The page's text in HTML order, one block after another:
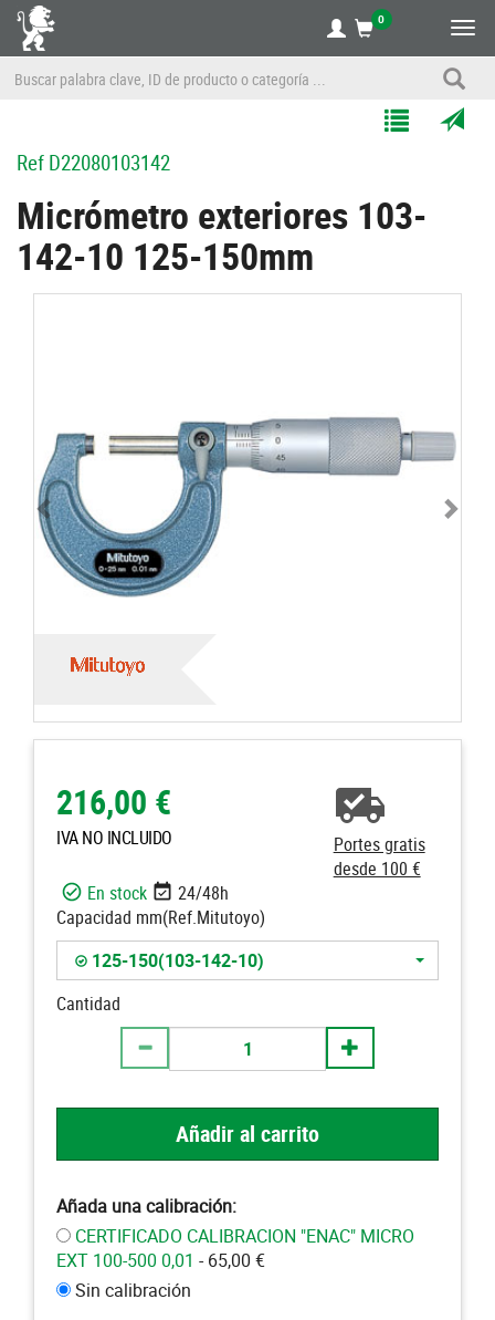
0
Listas
RefD22080103142
Micrómetro exteriores 103-
142-10 125-150mm
216,00 €
IVA NO INCLUIDO
Portes gratis
desde 100 €
En stock
24/48h
Capacidad mm(Ref.Mitutoyo)
125-150(103-142-10)
Cantidad
Añadir al carrito
Añada una calibración:
CERTIFICADO CALIBRACION "ENAC" MICRO
EXT 100-500 0,01 - 65,00 €
Sin calibración